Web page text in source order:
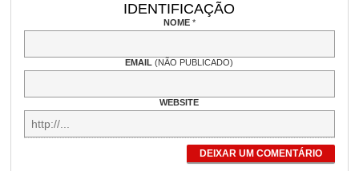
IDENTIFICAÇÃO
NOME *
EMAIL(NÃO PUBLICADO)
WEBSITE
DEIXAR UM COMENTÁRIO